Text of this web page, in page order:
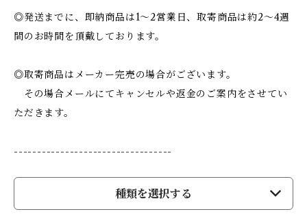
◎発送までに、即納商品は1～2営業日、取寄商品は約2～4週
間のお時間を頂戴しております。
◎取寄商品はメーカー完売の場合がございます。
その場合メールにてキャンセルや返金のご案内をさせてい
ただきます。
----------------------------------
種類を選択する